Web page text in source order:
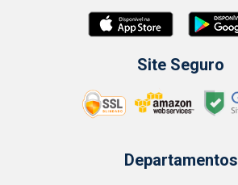
Site Seguro
Departamentos